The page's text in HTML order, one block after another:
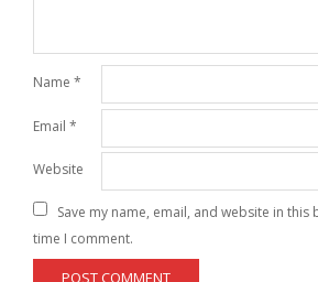
Name *
Email *
Website
Save my name, email, and website in
time I comment.